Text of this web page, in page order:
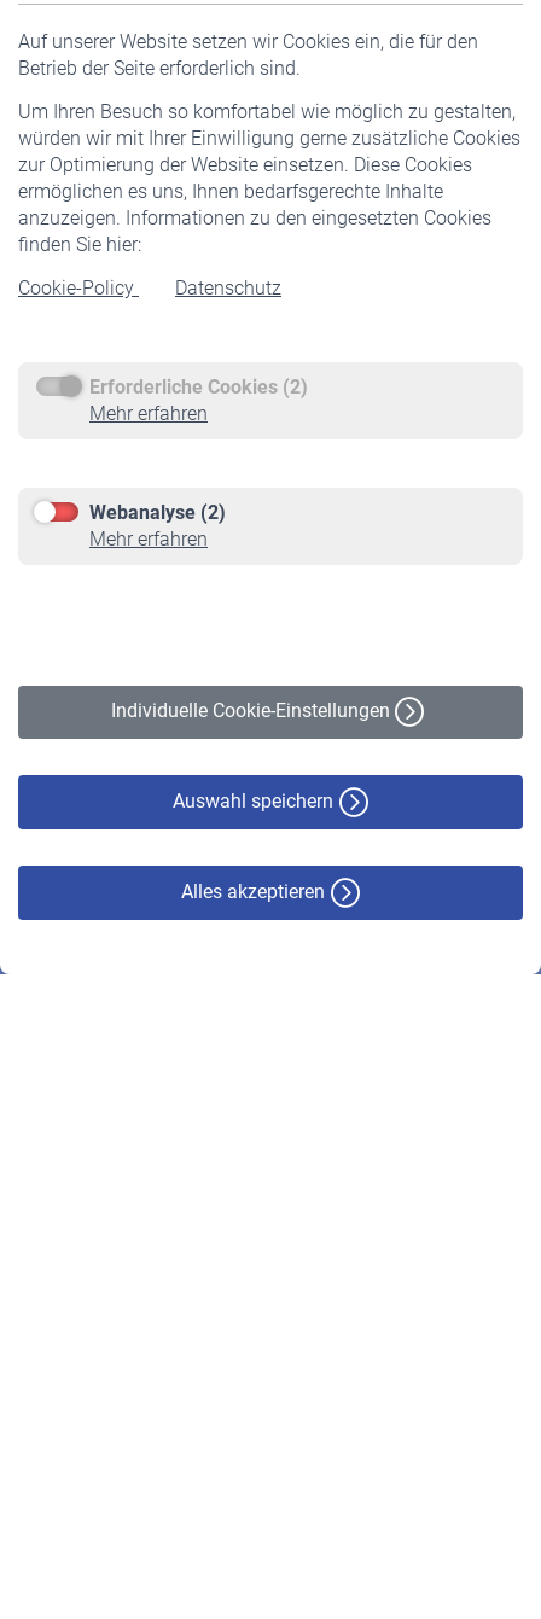
Auf unserer Website setzen wir Cookies ein, die für den
Betrieb der Seite erforderlich sind.
Um Ihren Besuch so komfortabel wie möglich zu gestalten,
würden wir mit Ihrer Einwilligung gerne zusätzliche Cookies
zur Optimierung der Website einsetzen. Diese Cookies
ermöglichen es uns, Ihnen bedarfsgerechte Inhalte
anzuzeigen. Informationen zu den eingesetzten Cookies
finden Sie hier:
Cookie-Policy
Datenschutz
Erforderliche Cookies (2)
Mehr erfahren
Webanalyse (2)
Mehr erfahren
Individuelle Cookie-Einstellungen
Auswahl speichern
Alles akzeptieren
Pflichtversicherung
Staatliche Förderung
Veranstaltungen
Rentner
Rentenbeginn
Rente beantragen
Service
Informationen
Online-Rechner
VBLnewsletter
Erklärung zur Barrierefreiheit
© VBL 2026